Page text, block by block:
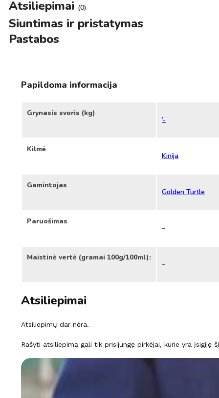
Atsiliepimai (0)
Siuntimas ir pristatymas
Pastabos
Papildoma informacija
Grynasis svoris (kg)
‘-
Kilmė
Kinija
Gamintojas
Golden Turtle
Paruošimas
–
Maistinė vertė (gramai 100g/100ml):
–
Atsiliepimai
Atsiliepimų dar nėra.
Rašyti atsiliepimą gali tik prisijungę pirkėjai, kurie yra įsigiję